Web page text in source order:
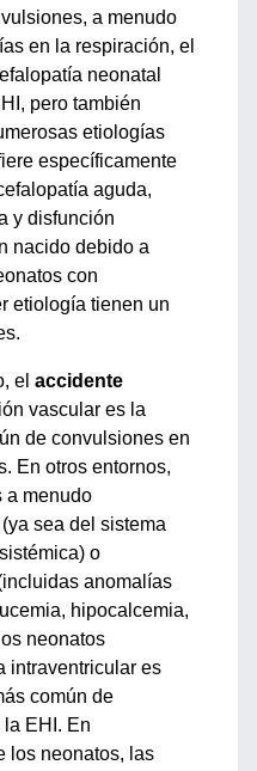
a menudo
en la respiración, el
neonatal
pero también
etiologías
específicamente
aguda,
y disfunción
nacido debido a
con
etiología tienen un
el accidente
vascular es la
de convulsiones en
En otros entornos,
a menudo
sea del sistema
o
anomalías
hipocalcemia,
neonatos
intraventricular es
común de
EHI. En
los neonatos, las